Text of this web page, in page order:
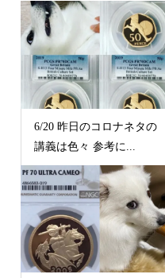
6/20 昨日のコロナネタの
講義は色々 参考に...